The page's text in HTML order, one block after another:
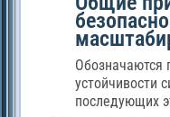
Обозначаются
устойчивости
последующих